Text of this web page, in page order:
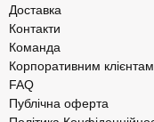
Доставка
Контакти
Команда
Корпоративним клієнтам
FAQ
Публічна оферта